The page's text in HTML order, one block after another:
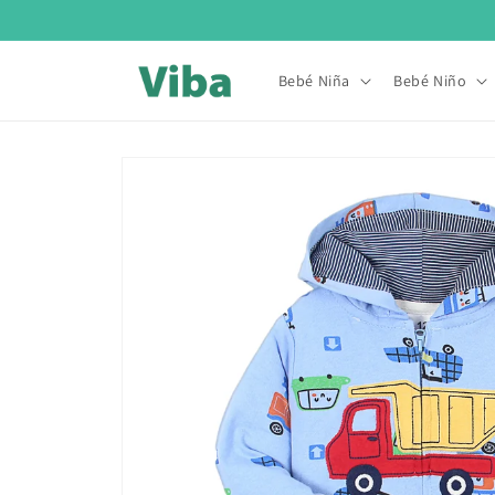
al contenido
Bebé Niña Bebé Niño